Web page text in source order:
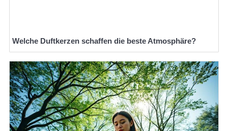
Welche Duftkerzen schaffen die beste Atmosphäre?